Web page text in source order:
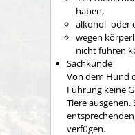
haben,
alkohol- oder
wegen
nicht führen
Sachkunde
Von dem Hund
Führung keine
Tiere ausgehen.
verfügen.